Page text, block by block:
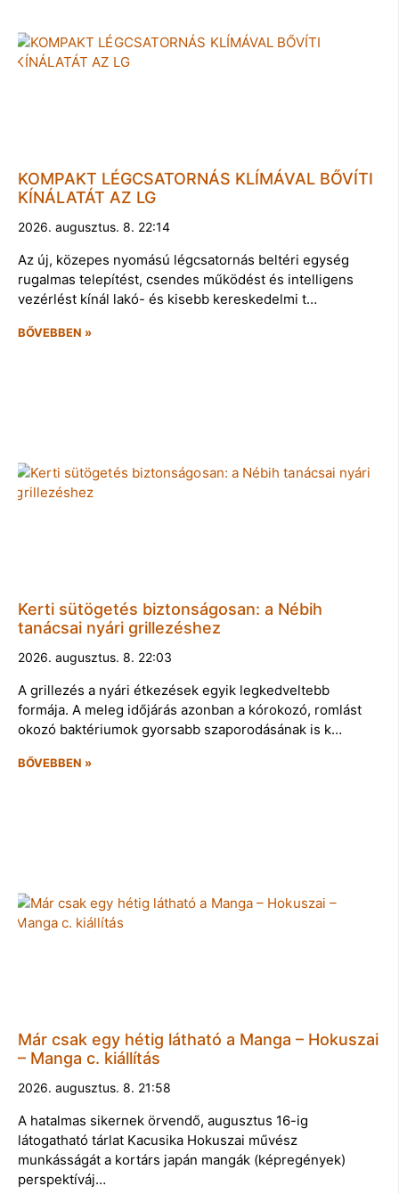
KOMPAKT LÉGCSATORNÁS KLÍMÁVAL BŐVÍTI
KÍNÁLATÁT AZ LG
2026. augusztus. 8. 22:14
Az új, közepes nyomású légcsatornás beltéri egység
rugalmas telepítést, csendes működést és intelligens
vezérlést kínál lakó- és kisebb kereskedelmi t…
BŐVEBBEN »
Kerti sütögetés biztonságosan: a Nébih
tanácsai nyári grillezéshez
2026. augusztus. 8. 22:03
A grillezés a nyári étkezések egyik legkedveltebb
formája. A meleg időjárás azonban a kórokozó, romlást
okozó baktériumok gyorsabb szaporodásának is k…
BŐVEBBEN »
Már csak egy hétig látható a Manga – Hokuszai
– Manga c. kiállítás
2026. augusztus. 8. 21:58
A hatalmas sikernek örvendő, augusztus 16-ig
látogatható tárlat Kacusika Hokuszai művész
munkásságát a kortárs japán mangák (képregények)
perspektíváj…